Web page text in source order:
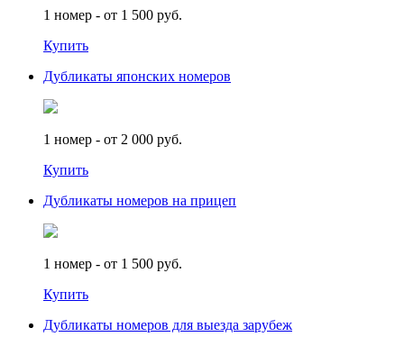
1 номер - от 1 500 руб.
Купить
Дубликаты японских номеров
1 номер - от 2 000 руб.
Купить
Дубликаты номеров на прицеп
1 номер - от 1 500 руб.
Купить
Дубликаты номеров для выезда зарубеж